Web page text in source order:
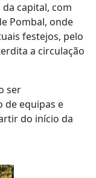
capital, com
Pombal, onde
festejos, pelo
a circulação
ser
de equipas e
do início da